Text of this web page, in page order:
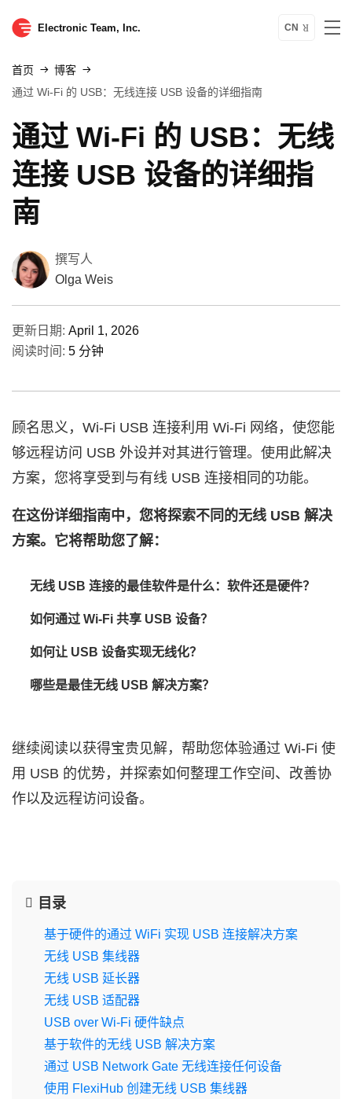
Electronic Team, Inc. CN
首页
博客
通过 Wi‑Fi 的 USB：无线连接 USB 设备的详细指南
通过 Wi‑Fi 的 USB：无线
连接 USB 设备的详细指
南
撰写人
Olga Weis
更新日期: April 1, 2026
阅读时间: 5 分钟
顾名思义，Wi-Fi USB 连接利用 Wi-Fi 网络，使您能
够远程访问 USB 外设并对其进行管理。使用此解决
方案，您将享受到与有线 USB 连接相同的功能。
在这份详细指南中，您将探索不同的无线 USB 解决
方案。它将帮助您了解：
无线 USB 连接的最佳软件是什么：软件还是硬件？
如何通过 Wi-Fi 共享 USB 设备？
如何让 USB 设备实现无线化？
哪些是最佳无线 USB 解决方案？
继续阅读以获得宝贵见解，帮助您体验通过 Wi-Fi 使
用 USB 的优势，并探索如何整理工作空间、改善协
作以及远程访问设备。
目录
基于硬件的通过 WiFi 实现 USB 连接解决方案
无线 USB 集线器
无线 USB 延长器
无线 USB 适配器
USB over Wi-Fi 硬件缺点
基于软件的无线 USB 解决方案
通过 USB Network Gate 无线连接任何设备
使用 FlexiHub 创建无线 USB 集线器